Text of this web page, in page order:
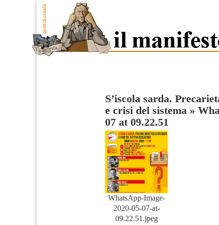
S’iscola sarda.
e crisi del sistema »
07 at 09.22.51
WhatsApp-Image-
2020-05-07-at-
09.22.51.jpeg